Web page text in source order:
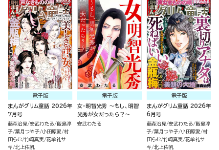
電子版
まんがグリム童話 2026年
7月号
藤森治見 安武わたる 飯島淳
子 葉月つや子 小田原愛 村
田らむ 竹崎真実 花牟礼サ
キ 北上佑帆
電子版
女・明智光秀 ～もし、明智
光秀が女だったら？～
安武わたる
電子版
まんがグリム童話 2026年
6月号
藤森治見 安武わたる 飯島淳
子 葉月つや子 小田原愛 村
田らむ 竹崎真実 花牟礼サ
キ 北上佑帆